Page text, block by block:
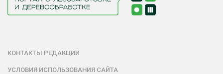
КОНТАКТЫ РЕДАКЦИИ
УСЛОВИЯ ИСПОЛЬЗОВАНИЯ САЙТА